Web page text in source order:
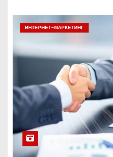
ИНТЕРНЕТ-МАРКЕТИНГ